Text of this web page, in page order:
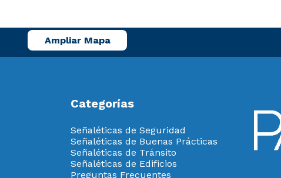
Ampliar Mapa
Categorías
Señaléticas de Seguridad
Señaléticas de Buenas Prácticas
Señaléticas de Tránsito
Señaléticas de Edificios
Preguntas Frecuentes